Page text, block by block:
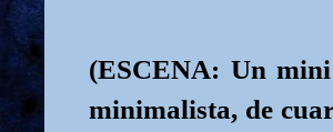
(ESCENA: Un
minimalista, de